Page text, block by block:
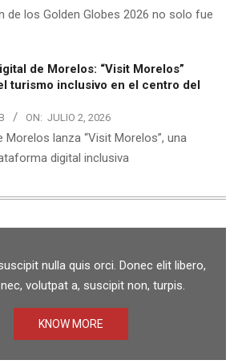
de los Golden Globes 2026 no solo fue
de Morelos: “Visit Morelos”
turismo inclusivo en el centro del
ON: JULIO 2, 2026
Morelos lanza “Visit Morelos”, una
digital inclusiva
nulla quis orci. Donec elit libero,
volutpat a, suscipit non, turpis.
KNOW MORE